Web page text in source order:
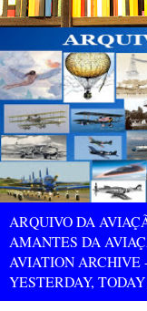
ARQUIVO DA
AMANTES DA
AVIATION ARCHIVE
YESTERDAY,